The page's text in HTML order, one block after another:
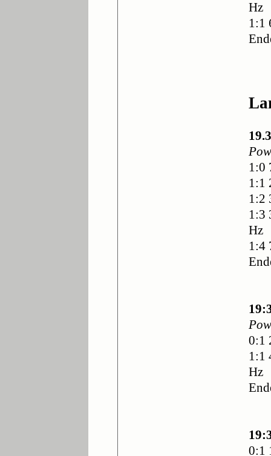
Hz
1:1
1:0
1:1
1:2
1:3
Hz
1:4
0:1
1:1
Hz
0:1